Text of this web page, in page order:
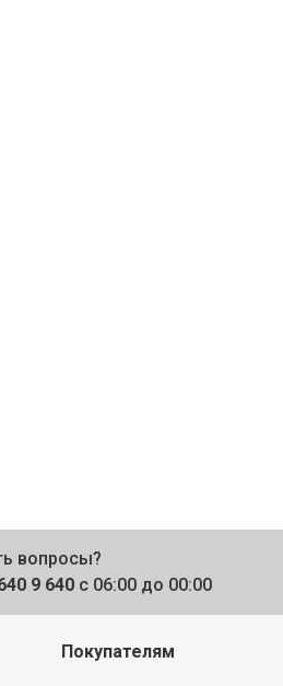
вопросы?
9 640 с 06:00 до 00:00
Покупателям